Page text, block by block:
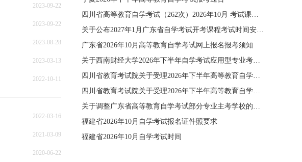
2023-09-22
2023-09-22
2023-08-28
2023-03-13
2022-10-11
2022-03-16
2021-03-09
2020-06-22
四川省高等教育自学考试（262次）2026年10月 考试课程简表
关于公布2027年1月广东省自学考试开考课程考试时间安排和使用教材的通知
广东省2026年10月高等教育自学考试网上报名报考须知
关于西南财经大学2026年下半年自学考试应用型专业考籍更改办理的通知
四川省教育考试院关于受理2026年下半年高等教育自学考试省际转考申请的通告
四川省教育考试院关于受理2026年下半年高等教育自学考试考籍更改申请的通告
关于调整广东省高等教育自学考试部分专业主考学校的通知
福建省2026年10月自学考试报名证件照要求
福建省2026年10月自学考试时间